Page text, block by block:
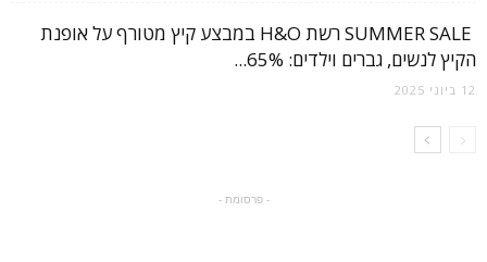
SUMMER SALE רשת H&O במבצע קיץ מטורף על אופנת
הקיץ לנשים, גברים וילדים: 65%...
12 ביוני 2025
- פרסומת -